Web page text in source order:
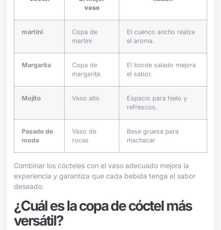
vaso
martini
Copa de
martini
El cuenco ancho realza
el aroma.
Margarita
Copa de
margarita
El borde salado mejora
el sabor.
Mojito Vaso alto
Espacio para hielo y
refrescos.
Pasado de
moda
Vaso de
rocas
Base gruesa para
machacar
Combinar los cócteles con el vaso adecuado mejora la
experiencia y garantiza que cada bebida tenga el sabor
deseado.
¿Cuál es la copa de cóctel más
versátil?